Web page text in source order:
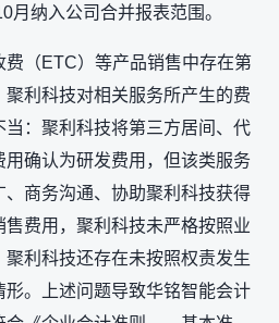
月纳入公司合并报表范围。
（ETC）等产品销售中存在第
利科技对相关服务所产生的费
：聚利科技将第三方居间、代
确认为研发费用，但该类服务
商务沟通、协助聚利科技获得
费用，聚利科技未严格按照业
利科技还存在未按照权责发生
。上述问题导致华铭智能会计